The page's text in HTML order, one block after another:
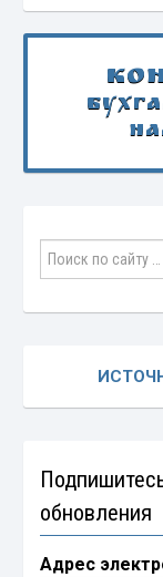
обновления
Адрес